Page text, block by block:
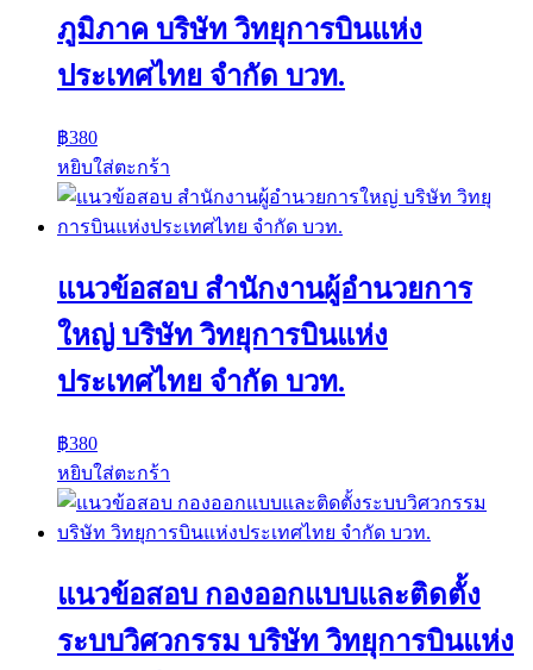
ภูมิภาค บริษัท วิทยุการบินแห่ง
ประเทศไทย จำกัด บวท.
฿380
หยิบใส่ตะกร้า
แนวข้อสอบ สำนักงานผู้อำนวยการ
ใหญ่ บริษัท วิทยุการบินแห่ง
ประเทศไทย จำกัด บวท.
฿380
หยิบใส่ตะกร้า
แนวข้อสอบ กองออกแบบและติดตั้ง
ระบบวิศวกรรม บริษัท วิทยุการบินแห่ง